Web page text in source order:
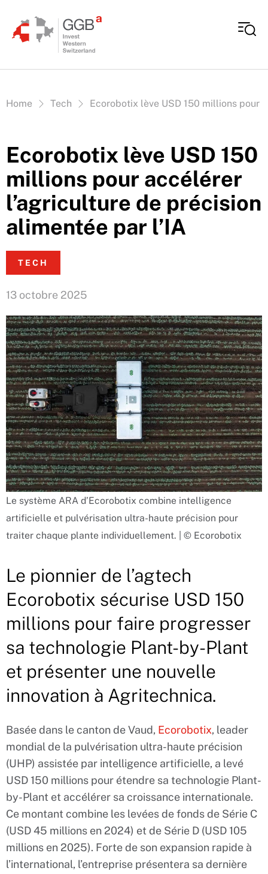
Vous êtes ici:
Home Tech Ecorobotix lève USD 150 millions pour
Ecorobotix lève USD 150
millions pour accélérer
l’agriculture de précision
alimentée par l’IA
TECH
13 octobre 2025
Le système ARA d’Ecorobotix combine intelligence
artificielle et pulvérisation ultra-haute précision pour
traiter chaque plante individuellement. | © Ecorobotix
Le pionnier de l’agtech
Ecorobotix sécurise USD 150
millions pour faire progresser
sa technologie Plant-by-Plant
et présenter une nouvelle
innovation à Agritechnica.
Basée dans le canton de Vaud, Ecorobotix, leader
mondial de la pulvérisation ultra-haute précision
(UHP) assistée par intelligence artificielle, a levé
USD 150 millions pour étendre sa technologie Plant-
by-Plant et accélérer sa croissance internationale.
Ce montant combine les levées de fonds de Série C
(USD 45 millions en 2024) et de Série D (USD 105
millions en 2025). Forte de son expansion rapide à
l’international, l’entreprise présentera sa dernière